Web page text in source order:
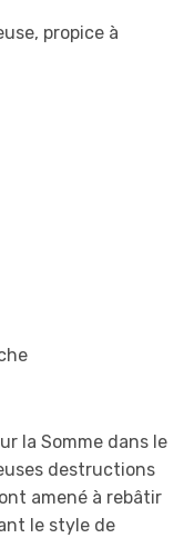
propice à
la Somme dans le
destructions
amené à rebâtir
le style de